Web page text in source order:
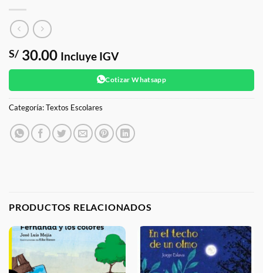
S/ 30.00 Incluye IGV
Cotizar Whatsapp
Categoría:Textos Escolares
PRODUCTOS RELACIONADOS